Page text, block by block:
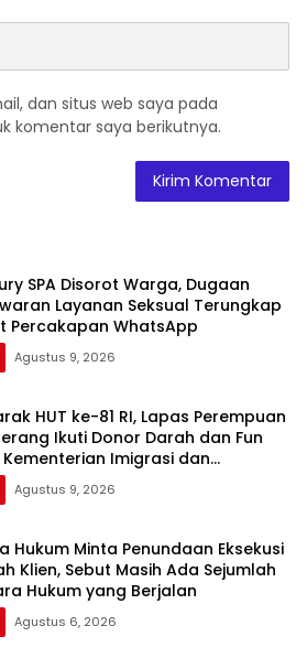
dan situs web saya pada
komentar saya berikutnya.
SPA Disorot Warga, Dugaan
Layanan Seksual Terungkap
Percakapan WhatsApp
Agustus 9, 2026
HUT ke-81 RI, Lapas Perempuan
Ikuti Donor Darah dan Fun
Imigrasi dan
Agustus 9, 2026
Hukum Minta Penundaan Eksekusi
Klien, Sebut Masih Ada Sejumlah
Hukum yang Berjalan
Agustus 6, 2026